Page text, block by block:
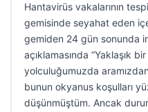
Hantavirüs vakalarının
gemisinde seyahat eden
gemiden 24 gün sonunda
açıklamasında “Yaklaşık
yolculuğumuzda
bunun okyanus koşulları
düşünmüştüm. Ancak